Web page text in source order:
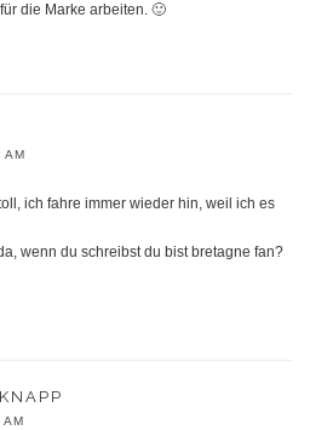
die Marke arbeiten. 🙂
ich fahre immer wieder hin, weil ich es
wenn du schreibst du bist bretagne fan?